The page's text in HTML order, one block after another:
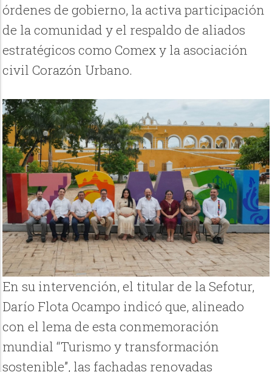
órdenes de gobierno, la activa participación
de la comunidad y el respaldo de aliados
estratégicos como Comex y la asociación
civil Corazón Urbano.
En su intervención, el titular de la Sefotur,
Darío Flota Ocampo indicó que, alineado
con el lema de esta conmemoración
mundial “Turismo y transformación
sostenible”, las fachadas renovadas